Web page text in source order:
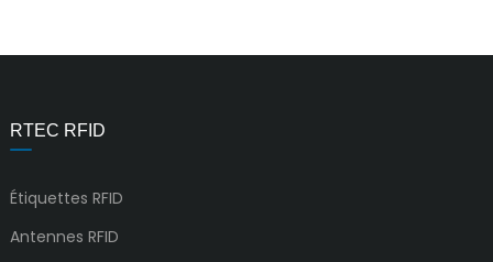
RTEC RFID
Étiquettes RFID
Antennes RFID